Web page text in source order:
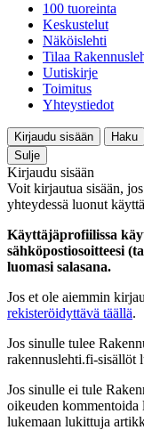
100 tuoreinta
Keskustelut
Näköislehti
Tilaa
Uutiskirje
Toimitus
Yhteystiedot
Kirjaudu sisään
Haku
Sulje
Kirjaudu sisään
Voit kirjautua sisään,
yhteydessä luonut
Käyttäjäprofiilissa
sähköpostiosoitteesi
luomasi salasana.
Jos et ole aiemmin
rekisteröidyttävä täällä.
Jos sinulle tulee
rakennuslehti.fi-sisällöt
Jos sinulle ei tule
oikeuden kommentoida
lukemaan lukittuja